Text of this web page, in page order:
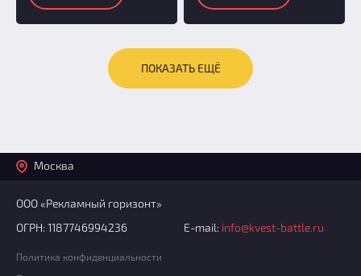
ПОКАЗАТЬ ЕЩЁ
Москва
ООО «Рекламный горизонт»
ОГРН: 1187746994236
E-mail: info@kvest-battle.ru
Политика конфиденциальности